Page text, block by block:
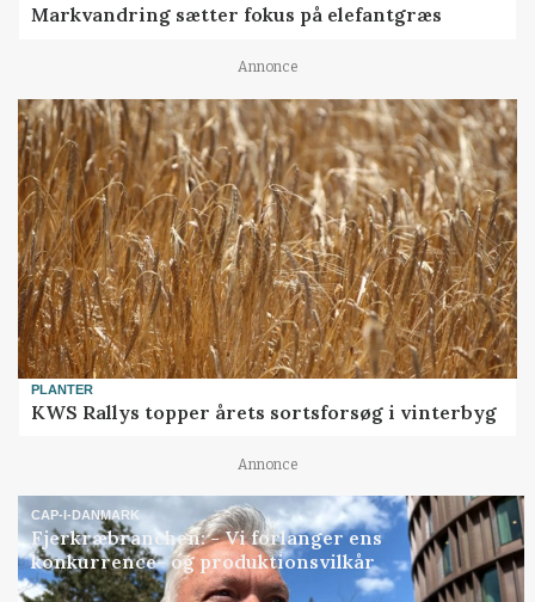
Markvandring sætter fokus på elefantgræs
Annonce
PLANTER
KWS Rallys topper årets sortsforsøg i vinterbyg
Annonce
CAP-I-DANMARK
Fjerkræbranchen: - Vi forlanger ens
konkurrence- og produktionsvilkår